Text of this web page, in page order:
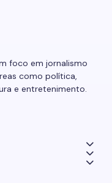
foco em jornalismo
como política,
e entretenimento.